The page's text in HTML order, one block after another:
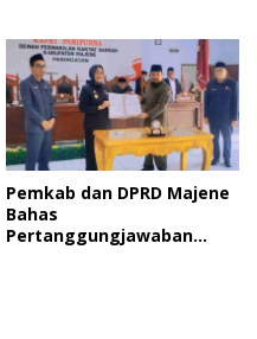
Pemkab dan DPRD Majene
Bahas
Pertanggungjawaban